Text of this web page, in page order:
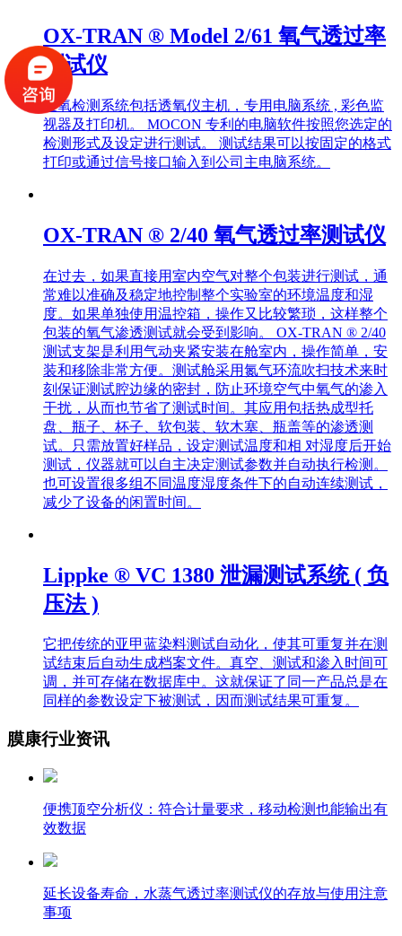
OX-TRAN ® Model 2/61 氧气透过率
测试仪
透氧检测系统包括透氧仪主机，专用电脑系统 , 彩色监
视器及打印机。 MOCON 专利的电脑软件按照您选定的
检测形式及设定进行测试。 测试结果可以按固定的格式
打印或通过信号接口输入到公司主电脑系统。
OX-TRAN ® 2/40 氧气透过率测试仪
在过去，如果直接用室内空气对整个包装进行测试，通
常难以准确及稳定地控制整个实验室的环境温度和湿
度。如果单独使用温控箱，操作又比较繁琐，这样整个
包装的氧气渗透测试就会受到影响。 OX-TRAN ® 2/40
测试支架是利用气动夹紧安装在舱室内，操作简单，安
装和移除非常方便。测试舱采用氮气环流吹扫技术来时
刻保证测试腔边缘的密封，防止环境空气中氧气的渗入
干扰，从而也节省了测试时间。其应用包括热成型托
盘、瓶子、杯子、软包装、软木塞、瓶盖等的渗透测
试。只需放置好样品，设定测试温度和相 对湿度后开始
测试，仪器就可以自主决定测试参数并自动执行检测。
也可设置很多组不同温度湿度条件下的自动连续测试，
减少了设备的闲置时间。
Lippke ® VC 1380 泄漏测试系统 ( 负
压法 )
它把传统的亚甲蓝染料测试自动化，使其可重复并在测
试结束后自动生成档案文件。真空、测试和渗入时间可
调，并可存储在数据库中。这就保证了同一产品总是在
同样的参数设定下被测试，因而测试结果可重复。
膜康行业资讯
便携顶空分析仪：符合计量要求，移动检测也能输出有
效数据
延长设备寿命，水蒸气透过率测试仪的存放与使用注意
事项